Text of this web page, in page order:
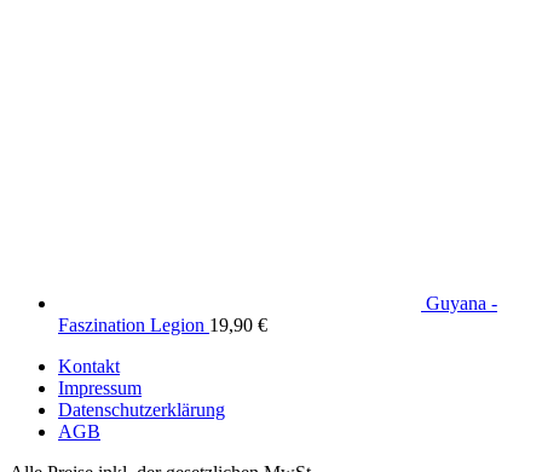
Guyana -
Faszination Legion 19,90 €
Kontakt
Impressum
Datenschutzerklärung
AGB